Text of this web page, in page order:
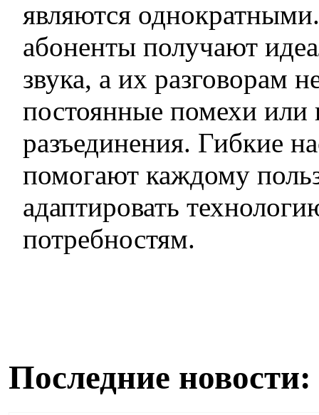
являются
абоненты получают
звука, а их разговорам
постоянные помехи
разъединения. Гибкие
помогают каждому
адаптировать
потребностям.
Последние новости: